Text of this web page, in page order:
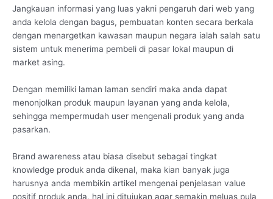
Jangkauan informasi yang luas yakni pengaruh dari web yang
anda kelola dengan bagus, pembuatan konten secara berkala
dengan menargetkan kawasan maupun negara ialah salah satu
sistem untuk menerima pembeli di pasar lokal maupun di
market asing.
Dengan memiliki laman laman sendiri maka anda dapat
menonjolkan produk maupun layanan yang anda kelola,
sehingga mempermudah user mengenali produk yang anda
pasarkan.
Brand awareness atau biasa disebut sebagai tingkat
knowledge produk anda dikenal, maka kian banyak juga
harusnya anda membikin artikel mengenai penjelasan value
positif produk anda, hal ini ditujukan agar semakin meluas pula